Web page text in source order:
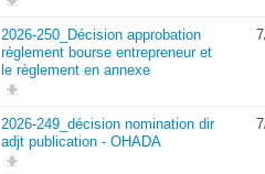
2026-250_Décision approbation
réglement bourse entrepreneur et
le règlement en annexe
2026-249_décision nomination dir
adjt publication - OHADA